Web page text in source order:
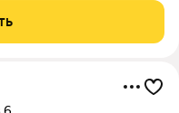
преимущества жизни за